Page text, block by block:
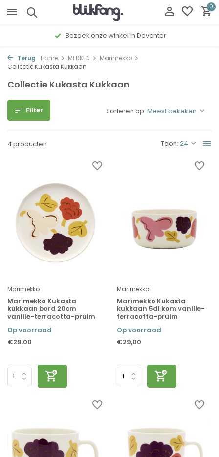
0
Bezoek onze winkel in Deventer
Terug Home MERKEN
Marimekko
Collectie Kukasta Kukkaan
Collectie Kukasta Kukkaan
Filter
4 producten Toon:
Sorteren op:
Marimekko
Marimekko Kukasta
kukkaan bord 20cm
vanille-terracotta-pruim
Op voorraad
€29,00
Marimekko
Marimekko Kukasta
kukkaan 5dl kom vanille-
terracotta-pruim
Op voorraad
€29,00